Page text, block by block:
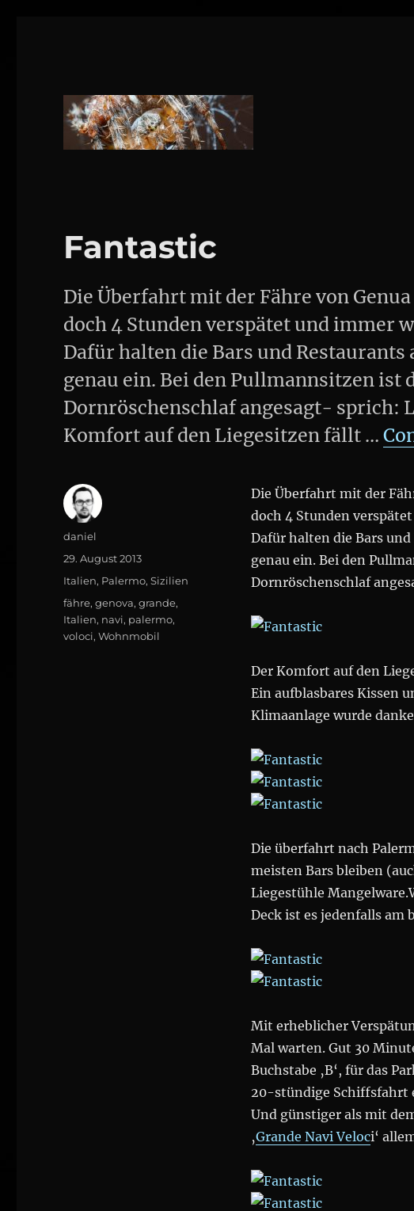
Fantastic
Die Überfahrt mit der Fähre von
doch 4 Stunden verspätet und immer
Dafür halten die Bars und
genau ein. Bei den Pullmannsitzen ist
Dornröschenschlaf angesagt- sprich:
Komfort auf den Liegesitzen fällt …
Die Überfahrt mit der
doch 4 Stunden
Dafür halten die Bars
genau ein. Bei den
Dornröschenschlaf
Der Komfort auf den
Ein aufblasbares Kissen
Klimaanlage wurde
Die überfahrt nach
meisten Bars bleiben
Liegestühle
Deck ist es jedenfalls am
Mit erheblicher
Mal warten. Gut 30
Buchstabe ‚B‘, für das
20-stündige Schiffsfahrt
Und günstiger als mit
‚Grande Navi Veloci‘
Author
daniel
Posted
29. August 2013
Categories
Italien, Palermo,Sizilien
Tags
fähre,genova,grande,
Italien, navi, palermo,
voloci,Wohnmobil